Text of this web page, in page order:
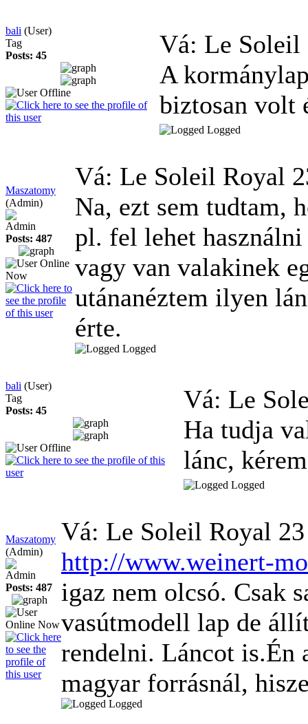
bali (User)
Tag
Posts: 45
Vá: Le
A
biztosan volt
Logged
Maszatomy
(Admin)
Admin
Posts: 487
Vá: Le Soleil Royal
Na, ezt sem tudtam,
pl. fel lehet
vagy van valakinek
utánanéztem ilyen
érte.
Logged
bali (User)
Tag
Posts: 45
Vá: Le
Ha tudja
lánc,
Logged
Maszatomy
(Admin)
Admin
Posts: 487
Vá: Le Soleil Royal
http://www.weinert-
igaz nem olcsó. Csak
vasútmodell lap de
rendelni. Láncot is.Én
magyar forrásnál,
Logged